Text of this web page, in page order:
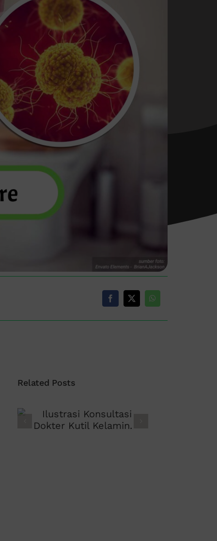
Related Posts